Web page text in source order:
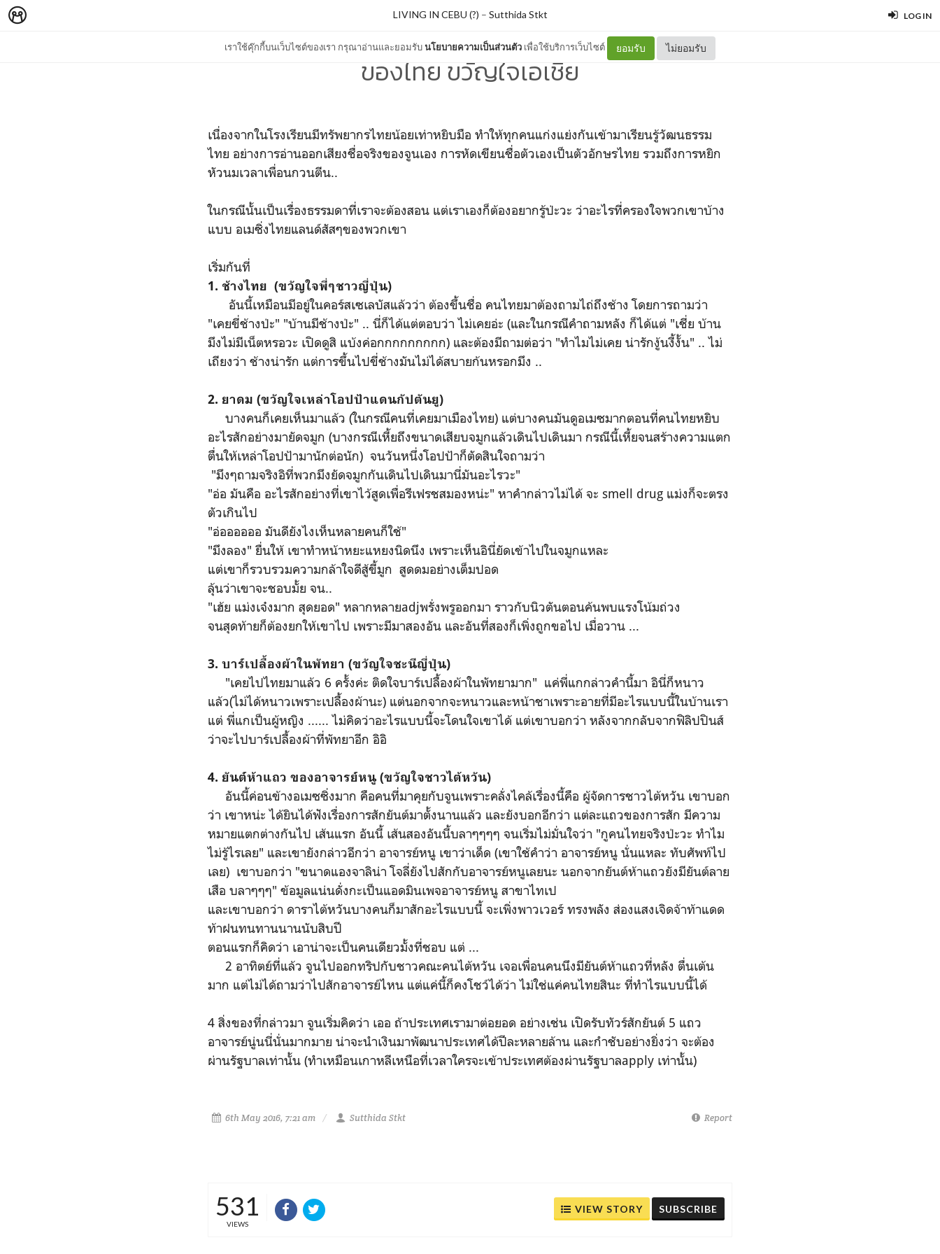
LOG IN
เราใช้คุ๊กกี้บนเว็บไซต์ของเรา กรุณาอ่านและยอมรับนโยบายความเป็นส่วนตัว เพื่อใช้บริการเว็บไซต์ ยอมรับ ไม่ยอมรับ
LIVING IN CEBU (?) – Sutthida Stkt
ของไทย ขวัญใจเอเชีย
เนื่องจากในโรงเรียนมีทรัพยากรไทยน้อยเท่าหยิบมือ ทำให้ทุกคนแก่งแย่งกันเข้ามาเรียนรู้วัฒนธรรม
ไทย อย่างการอ่านออกเสียงชื่อจริงของจูนเอง การหัดเขียนชื่อตัวเองเป็นตัวอักษรไทย รวมถึงการหยิก
หัวนมเวลาเพื่อนกวนตีน..
ในกรณีนั้นเป็นเรื่องธรรมดาที่เราจะต้องสอน แต่เราเองก็ต้องอยากรู้ป่ะวะ ว่าอะไรที่ครองใจพวกเขาบ้าง
แบบ อเมซิ่งไทยแลนด์สัสๆของพวกเขา
เริ่มกันที่
1. ช้างไทย (ขวัญใจพี่ๆชาวญี่ปุ่น)
อันนี้เหมือนมีอยู่ในคอร์สเซเลบัสแล้วว่า ต้องขึ้นชื่อ คนไทยมาต้องถามไถ่ถึงช้าง โดยการถามว่า
"เคยขี่ช้างป่ะ" "บ้านมีช้างป่ะ" .. นี่ก็ได้แต่ตอบว่า ไม่เคยอ่ะ (และในกรณีคำถามหลัง ก็ได้แต่ "เชี่ย บ้าน
มึงไม่มีเน็ตหรอวะ เปิดดูสิ แบ้งค่อกกกกกกกกก) และต้องมีถามต่อว่า "ทำไมไม่เคย น่ารักงู้นงี้งั้น" .. ไม่
เถียงว่า ช้างน่ารัก แต่การขึ้นไปขี่ช้างมันไม่ได้สบายก้นหรอกมึง ..
2. ยาดม (ขวัญใจเหล่าโอปป้าแดนกัปตันยู)
บางคนก็เคยเห็นมาแล้ว (ในกรณีคนที่เคยมาเมืองไทย) แต่บางคนมันดูอเมซมากตอนที่คนไทยหยิบ
อะไรสักอย่างมายัดจมูก (บางกรณีเหี้ยถึงขนาดเสียบจมูกแล้วเดินไปเดินมา กรณีนี้เหี้ยจนสร้างความแตก
ตื่นให้เหล่าโอปป้ามานักต่อนัก) จนวันหนึ่งโอปป้าก็ตัดสินใจถามว่า
"มึงๆถามจริงอิที่พวกมึงยัดจมูกกันเดินไปเดินมานี่มันอะไรวะ"
"อ่อ มันคือ อะไรสักอย่างที่เขาไว้สูดเพื่อรีเฟรชสมองหน่ะ" หาคำกล่าวไม่ได้ จะ smell drug แม่งก็จะตรง
ตัวเกินไป
"อ่ออออออ มันดียังไงเห็นหลายคนก็ใช้"
"มึงลอง" ยื่นให้ เขาทำหน้าหยะแหยงนิดนึง เพราะเห็นอินี่ยัดเข้าไปในจมูกแหละ
แต่เขาก็รวบรวมความกล้าใจดีสู้ขี้มูก สูดดมอย่างเต็มปอด
ลุ้นว่าเขาจะชอบมั้ย จน..
"เฮ้ย แม่งเจ๋งมาก สุดยอด" หลากหลายadjพรั่งพรูออกมา ราวกับนิวตันตอนค้นพบแรงโน้มถ่วง
จนสุดท้ายก็ต้องยกให้เขาไป เพราะมีมาสองอัน และอันที่สองก็เพิ่งถูกขอไป เมื่อวาน ...
3. บาร์เปลื้องผ้าในพัทยา (ขวัญใจชะนีญี่ปุ่น)
"เคยไปไทยมาแล้ว 6 ครั้งค่ะ ติดใจบาร์เปลื้องผ้าในพัทยามาก" แค่พี่แกกล่าวคำนี้มา อินี่ก็หนาว
แล้ว(ไม่ได้หนาวเพราะเปลื้องผ้านะ) แต่นอกจากจะหนาวและหน้าชาเพราะอายที่มีอะไรแบบนี้ในบ้านเรา
แต่ พี่แกเป็นผู้หญิง ...... ไม่คิดว่าอะไรแบบนี้จะโดนใจเขาได้ แต่เขาบอกว่า หลังจากกลับจากฟิลิปปินส์
ว่าจะไปบาร์เปลื้องผ้าที่พัทยาอีก อิอิ
4. ยันต์ห้าแถว ของอาจารย์หนู (ขวัญใจชาวไต้หวัน)
อันนี้ค่อนข้างอเมซซิ่งมาก คือคนที่มาคุยกับจูนเพราะคลั่งไคล้เรื่องนี้คือ ผู้จัดการชาวไต้หวัน เขาบอก
ว่า เขาหน่ะ ได้ยินได้ฟังเรื่องการสักยันต์มาตั้งนานแล้ว และยังบอกอีกว่า แต่ละแถวของการสัก มีความ
หมายแตกต่างกันไป เส้นแรก อันนี้ เส้นสองอันนี้บลาๆๆๆๆ จนเริ่มไม่มั่นใจว่า "กูคนไทยจริงป่ะวะ ทำไม
ไม่รู้ไรเลย" และเขายังกล่าวอีกว่า อาจารย์หนู เขาว่าเด็ด (เขาใช้คำว่า อาจารย์หนู นั่นแหละ ทับศัพท์ไป
เลย) เขาบอกว่า "ขนาดแองจาลิน่า โจลี่ยังไปสักกับอาจารย์หนูเลยนะ นอกจากยันต์ห้าแถวยังมียันต์ลาย
เสือ บลาๆๆๆ" ข้อมูลแน่นดั่งกะเป็นแอดมินเพจอาจารย์หนู สาขาไทเป
และเขาบอกว่า ดาราไต้หวันบางคนก็มาสักอะไรแบบนี้ จะเพิ่งพาวเวอร์ ทรงพลัง ส่องแสงเจิดจ้าท้าแดด
ท้าฝนทนทานนานนับสิบปี
ตอนแรกก็คิดว่า เอาน่าจะเป็นคนเดียวมั้งที่ชอบ แต่ ...
2 อาทิตย์ที่แล้ว จูนไปออกทริปกับชาวคณะคนไต้หวัน เจอเพื่อนคนนึงมียันต์ห้าแถวที่หลัง ตื่นเต้น
มาก แต่ไม่ได้ถามว่าไปสักอาจารย์ไหน แต่แค่นี้ก็คงโชว์ได้ว่า ไม่ใช่แค่คนไทยสินะ ที่ทำไรแบบนี้ได้
4 สิ่งของที่กล่าวมา จูนเริ่มคิดว่า เออ ถ้าประเทศเรามาต่อยอด อย่างเช่น เปิดรับทัวร์สักยันต์ 5 แถว
อาจารย์นู่นนี่นั่นมากมาย น่าจะนำเงินมาพัฒนาประเทศได้ปีละหลายล้าน และกำชับอย่างยิ่งว่า จะต้อง
ผ่านรัฐบาลเท่านั้น (ทำเหมือนเกาหลีเหนือที่เวลาใครจะเข้าประเทศต้องผ่านรัฐบาลapply เท่านั้น)
6th May 2016, 7:21 am Sutthida Stkt Report
531
VIEWS
VIEW STORY SUBSCRIBE